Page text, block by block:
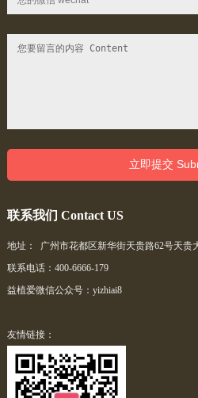
联系我们 Contact US
地址： 广州市花都区新华街天贵路62号天贵
联系电话：400-6666-179
益植爱微信公众号：yizhiai8
友情链接：